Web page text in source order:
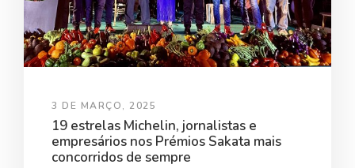
3 DE MARÇO, 2025
19 estrelas Michelin, jornalistas e
empresários nos Prémios Sakata mais
concorridos de sempre